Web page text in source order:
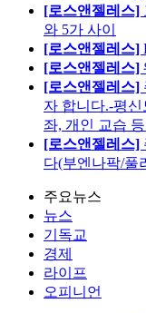
[로스앤젤레스]
와 5가 사이
[로스앤젤레스]
[로스앤젤레스]
[로스앤젤레스]
자 합니다.-평
좌, 개인 교습
[로스앤젤레스]
다(부엔나팍/풀
주요뉴스
뉴스
기독교
경제
라이프
오피니언